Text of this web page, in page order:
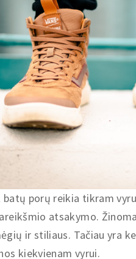
batų porų reikia tikram
atsakymo.
ir stiliaus. Tačiau yra
kiekvienam vyrui.